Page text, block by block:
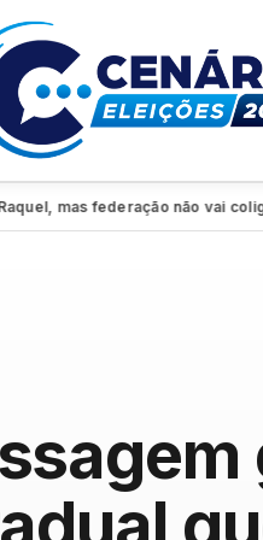
federação não vai coligar ●